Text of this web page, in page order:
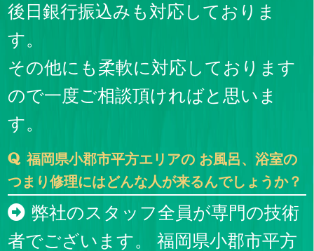
後日銀行振込みも対応しておりま
す。
その他にも柔軟に対応しております
ので一度ご相談頂ければと思いま
す。
福岡県小郡市平方エリアの お風呂、浴室の
つまり修理にはどんな人が来るんでしょうか？
弊社のスタッフ全員が専門の技術
者でございます。 福岡県小郡市平方